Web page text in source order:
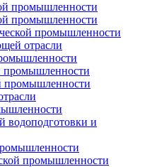
промышленности
промышленности
промышленности
отрасли
промышленности
промышленности
и
промышленности